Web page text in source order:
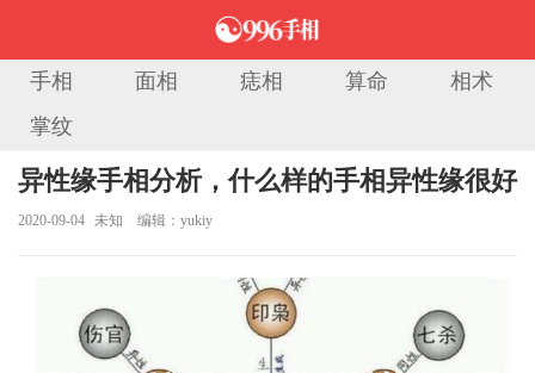
手相 面相 痣相 算命
相术
掌纹
当前位置：
异性缘手相分析，什么样的手相异性缘很好
2020-09-04 未知 编辑：yukiy